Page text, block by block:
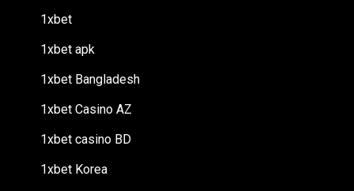
1xbet
1xbet apk
1xbet Bangladesh
1xbet Casino AZ
1xbet casino BD
1xbet Korea